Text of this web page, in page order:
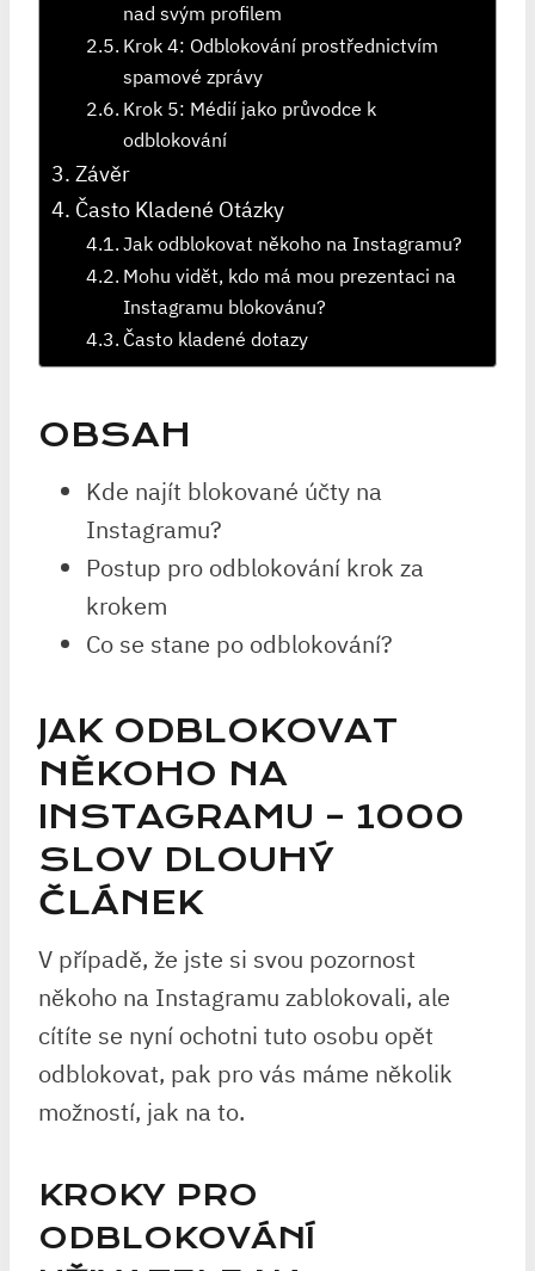
nad svým profilem
Krok 4: Odblokování prostřednictvím
spamové zprávy
Krok 5: Médií jako průvodce k
odblokování
Závěr
Často Kladené Otázky
Jak odblokovat někoho na Instagramu?
Mohu vidět, kdo má mou prezentaci na
Instagramu blokovánu?
Často kladené dotazy
OBSAH
Kde najít blokované účty na
Instagramu?
Postup pro odblokování krok za
krokem
Co se stane po odblokování?
JAK ODBLOKOVAT
NĚKOHO NA
INSTAGRAMU – 1000
SLOV DLOUHÝ
ČLÁNEK
V případě, že jste si svou pozornost
někoho na Instagramu zablokovali, ale
cítíte se nyní ochotni tuto osobu opět
odblokovat, pak pro vás máme několik
možností, jak na to.
KROKY PRO
ODBLOKOVÁNÍ